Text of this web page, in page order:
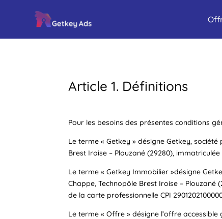
Article 1. Définitions
Pour les besoins des présentes conditions
Le terme «Getkey » désigne Getkey, société
Brest Iroise – Plouzané (29280),
Le terme «Getkey Immobilier »désigne
Chappe, Technopôle Brest Iroise –
de la carte professionnelle CPI
Le terme «Offre » désigne l’offre